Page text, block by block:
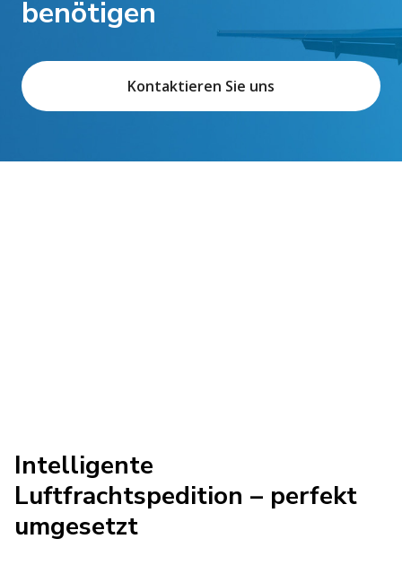
benötigen
Kontaktieren Sie uns
Intelligente
Luftfrachtspedition – perfekt
umgesetzt